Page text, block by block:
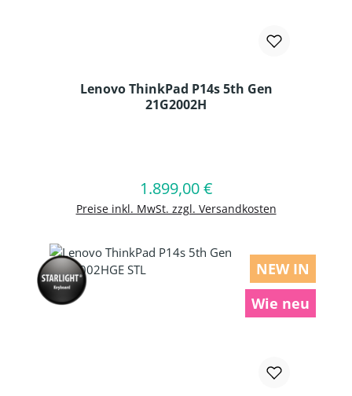
Lenovo ThinkPad P14s 5th Gen
21G2002H
Regulärer Preis:
1.899,00 €
Preise inkl. MwSt. zzgl. Versandkosten
In den Warenkorb
NEW IN
Wie neu